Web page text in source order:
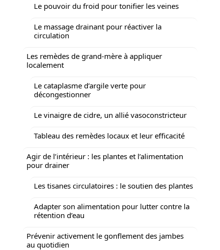
Le pouvoir du froid pour tonifier les veines
Le massage drainant pour réactiver la
circulation
Les remèdes de grand-mère à appliquer
localement
Le cataplasme d’argile verte pour
décongestionner
Le vinaigre de cidre, un allié vasoconstricteur
Tableau des remèdes locaux et leur efficacité
Agir de l’intérieur : les plantes et l’alimentation
pour drainer
Les tisanes circulatoires : le soutien des plantes
Adapter son alimentation pour lutter contre la
rétention d’eau
Prévenir activement le gonflement des jambes
au quotidien